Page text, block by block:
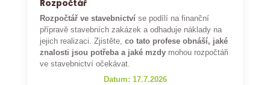
Rozpočtář
Rozpočtář ve stavebnictví se podílí na finanční
přípravě stavebních zakázek a odhaduje náklady na
jejich realizaci. Zjistěte,co tato profese obnáší, jaké
znalosti jsou potřeba a jaké mzdy mohou rozpočtáři
ve stavebnictví očekávat.
Datum: 17.7.2026